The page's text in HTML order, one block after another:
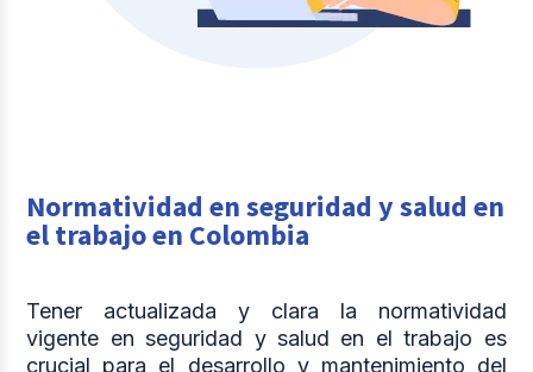
Normatividad en seguridad y salud en
el trabajo en Colombia
Tener actualizada y clara la normatividad
vigente en seguridad y salud en el trabajo es
crucial para el desarrollo y mantenimiento del